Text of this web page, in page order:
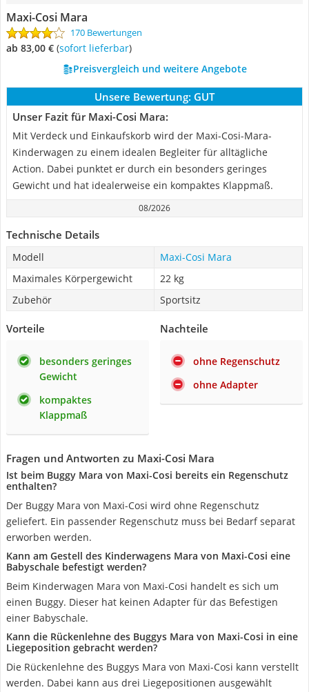
Maxi-Cosi Mara
170 Bewertungen
ab 83,00 € ( Sofort lieferbar)
Preisvergleich und weitere Angebote
Unsere Bewertung: GUT
Unser Fazit für Maxi-Cosi Mara:
Mit Verdeck und Einkaufskorb wird der Maxi-Cosi-Mara-
Kinderwagen zu einem idealen Begleiter für alltägliche
Action. Dabei punktet er durch ein besonders geringes
Gewicht und hat idealerweise ein kompaktes Klappmaß.
08/2026
Technische Details
Modell
Maxi-Cosi Mara
Maximales Körpergewicht
22 kg
Zubehör
Sportsitz
Vorteile
besonders geringes
Gewicht
kompaktes
Klappmaß
Nachteile
ohne Regenschutz
ohne Adapter
Fragen und Antworten zu Maxi-Cosi Mara
Ist beim Buggy Mara von Maxi-Cosi bereits ein Regenschutz
enthalten?
Der Buggy Mara von Maxi-Cosi wird ohne Regenschutz
geliefert. Ein passender Regenschutz muss bei Bedarf separat
erworben werden.
Kann am Gestell des Kinderwagens Mara von Maxi-Cosi eine
Babyschale befestigt werden?
Beim Kinderwagen Mara von Maxi-Cosi handelt es sich um
einen Buggy. Dieser hat keinen Adapter für das Befestigen
einer Babyschale.
Kann die Rückenlehne des Buggys Mara von Maxi-Cosi in eine
Liegeposition gebracht werden?
Die Rückenlehne des Buggys Mara von Maxi-Cosi kann verstellt
werden. Dabei kann aus drei Liegepositionen ausgewählt